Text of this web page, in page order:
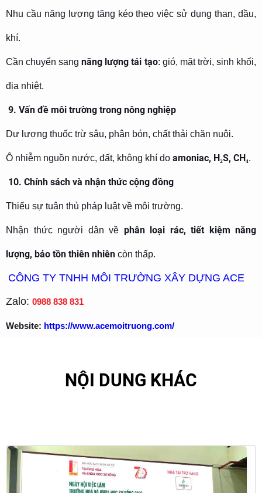
Nhu cầu năng lượng tăng kéo theo việc sử dụng than, dầu,
khí.
Cần chuyển sangnăng lượng tái tạo: gió, mặt trời, sinh khối,
địa nhiệt.
9. Vấn đề môi trường trong nông nghiệp
Dư lượng thuốc trừ sâu, phân bón, chất thải chăn nuôi.
Ô nhiễm nguồn nước, đất, không khí do amoniac, H₂S, CH₄.
10. Chính sách và nhận thức cộng đồng
Thiếu sự tuân thủ pháp luật về môi trường.
Nhận thức người dân về phân loại rác, tiết kiệm năng
lượng, bảo tồn thiên nhiên còn thấp.
CÔNG TY TNHH MÔI TRƯỜNG XÂY DỰNG ACE
Zalo: 0988 838 831
Website: https://www.acemoitruong.com/
NỘI DUNG KHÁC